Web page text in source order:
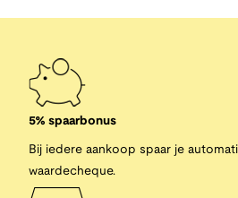
5% spaarbonus
Bij iedere aankoop spaar je
waardecheque.